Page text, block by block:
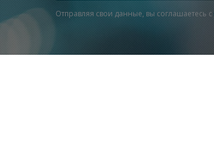
Отправляя свои данные, вы соглашаетесь с